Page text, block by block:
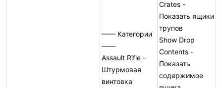
—— Категории
——
Assault Rifle -
Штурмовая
винтовка
Crates -
Показать ящики
трупов
Show Drop
Contents -
Показать
содержимое